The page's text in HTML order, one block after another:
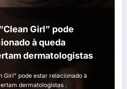
Girl” pode
à queda
dermatologistas
Girl" pode estar relacionado à
dermatologistas .